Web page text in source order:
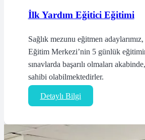
İlk Yardım Eğitici Eğitimi
Sağlık mezunu eğitmen
Eğitim Merkezi’nin 5 günlük
sınavlarda başarılı olmaları
sahibi olabilmektedirler.
Detaylı Bilgi